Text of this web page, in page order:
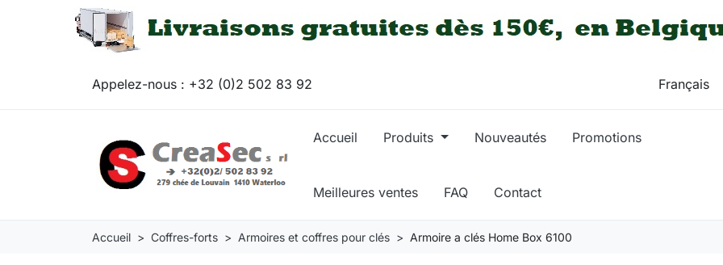
Appelez-nous : +32 (0)2 502 83 92
Accueil Produits Nouveautés Promotions
Meilleures ventes FAQ Contact
Accueil Coffres-forts Armoires et coffres pour clés Armoire a clés Home Box 6100